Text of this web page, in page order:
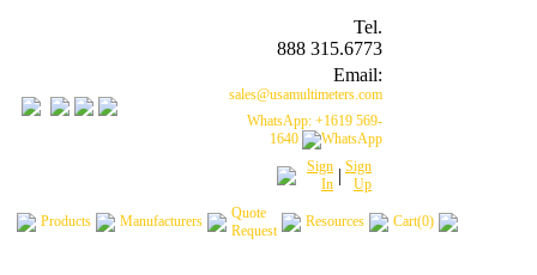
Tel.
888 315.6773
Email:
sales@usamultimeters.com
WhatsApp: +1619 569-
1640
Sign
In | Sign
Up
Products Manufacturers
Quote
Request
Resources Cart(0)